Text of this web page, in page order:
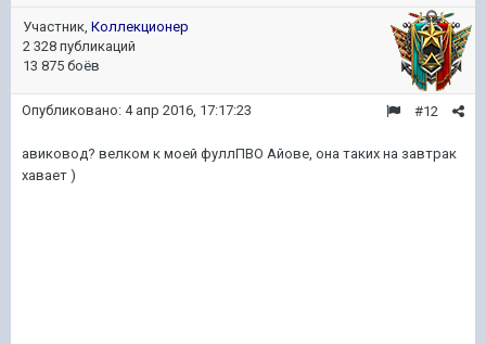
Участник, Коллекционер
2 328 публикаций
13 875 боёв
#12
Опубликовано: 4 апр 2016, 17:17:23
авиковод? велком к моей фуллПВО Айове, она таких на завтрак
хавает )